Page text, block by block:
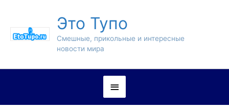
Это Тупо
Смешные, прикольные и интересные
новости мира